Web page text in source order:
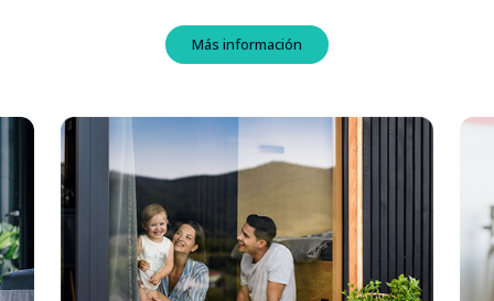
Más información